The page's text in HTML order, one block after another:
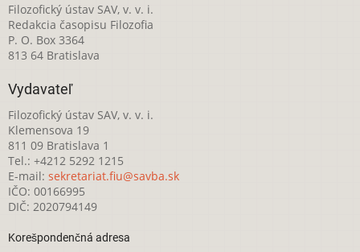
Filozofický ústav SAV, v. v. i.
Redakcia časopisu Filozofia
P. O. Box 3364
813 64 Bratislava
Vydavateľ
Filozofický ústav SAV, v. v. i.
Klemensova 19
811 09 Bratislava 1
Tel.: +4212 5292 1215
E-mail: sekretariat.fiu@savba.sk
IČO: 00166995
DIČ: 2020794149
Korešpondenčná adresa